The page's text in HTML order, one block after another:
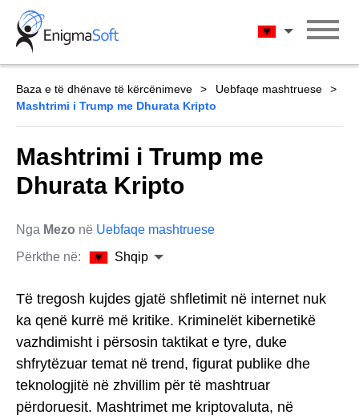
Skip
content
Shqip
Baza e të dhënave të kërcënimeve
Uebfaqe mashtruese
Mashtrimi i Trump me Dhurata Kripto
Mashtrimi i Trump me
Dhurata Kripto
Nga Mezo në Uebfaqe mashtruese
Përkthe në:
Shqip
Të tregosh kujdes gjatë shfletimit në internet nuk
ka qenë kurrë më kritike. Kriminelët kibernetikë
vazhdimisht i përsosin taktikat e tyre, duke
shfrytëzuar temat në trend, figurat publike dhe
teknologjitë në zhvillim për të mashtruar
përdoruesit. Mashtrimet me kriptovaluta, në